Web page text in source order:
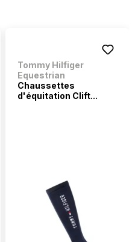
Tommy Hilfiger
Equestrian
Chaussettes
d'équitation Clift...